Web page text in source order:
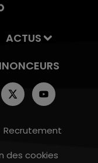
ACTUS
Recrutement
des cookies